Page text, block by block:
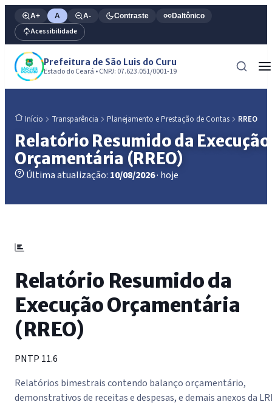
A+ A A- Contraste Daltônico
Acessibilidade
Prefeitura de São Luis do Curu
Estado do Ceará • CNPJ: 07.623.051/0001-19
Início Transparência Planejamento e Prestação de Contas RREO
Relatório Resumido da Execução
Orçamentária (RREO)
Última atualização: 10/08/2026· hoje
Relatório Resumido da
Execução Orçamentária
(RREO)
PNTP 11.6
Relatórios bimestrais contendo balanço orçamentário,
demonstrativos de receitas e despesas, e demais anexos da